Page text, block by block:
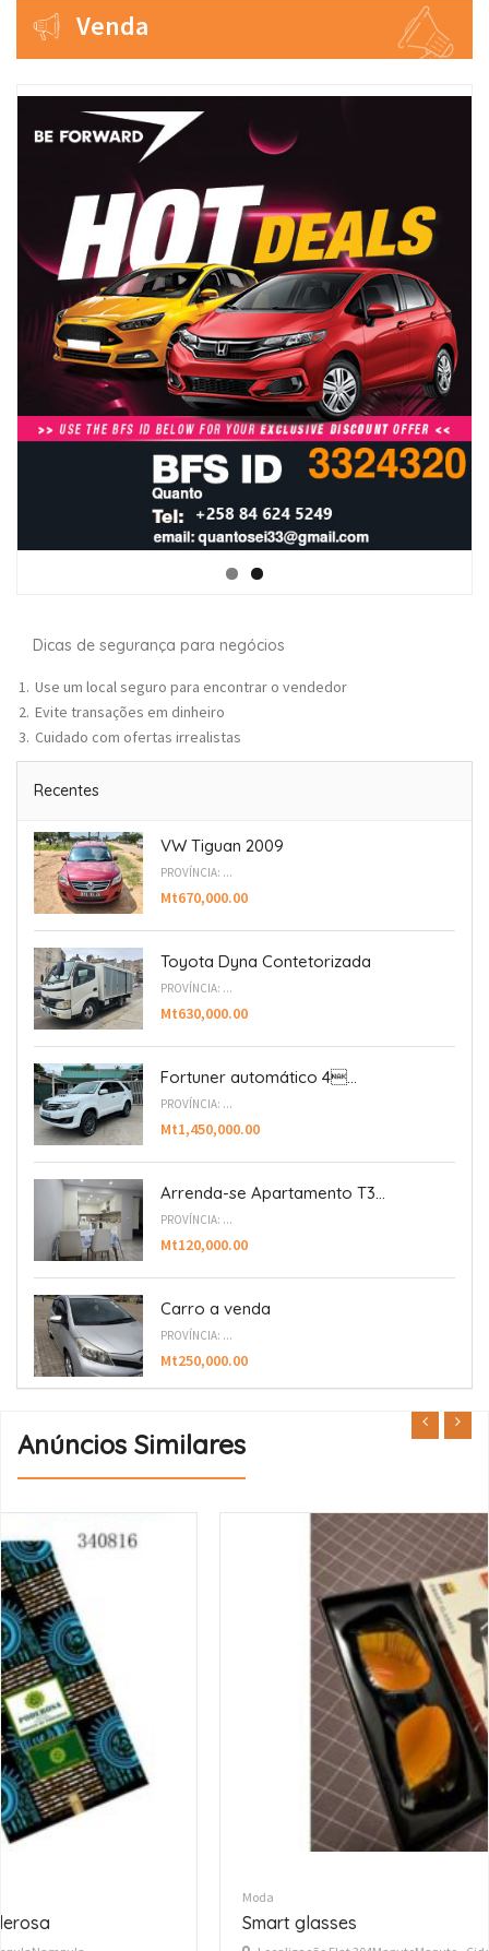
Venda
Dicas de segurança para negócios
Use um local seguro para encontrar o vendedor
Evite transações em dinheiro
Cuidado com ofertas irrealistas
Recentes
VW Tiguan 2009
PROVÍNCIA: ...
Mt670,000.00
Toyota Dyna Contetorizada
PROVÍNCIA: ...
Mt630,000.00
Fortuner automático 4...
PROVÍNCIA: ...
Mt1,450,000.00
Arrenda-se Apartamento T3...
PROVÍNCIA: ...
Mt120,000.00
Carro a venda
PROVÍNCIA: ...
Mt250,000.00
Anúncios Similares
Smart glasses